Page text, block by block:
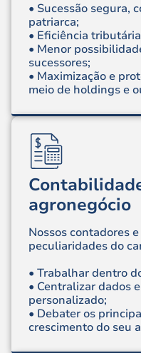
• Sucessão segura,
patriarca;
• Eficiência
• Menor
sucessores;
• Maximização e
meio de holdings e
agronegócio
Nossos contadores
peculiaridades do
• Trabalhar dentro
• Centralizar dados
personalizado;
• Debater os
crescimento do seu